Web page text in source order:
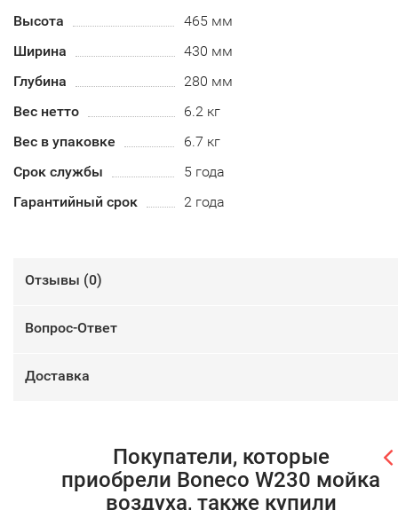
Высота
465 мм
Ширина
430 мм
Глубина
280 мм
Вес нетто
6.2 кг
Вес в упаковке
6.7 кг
Срок службы
5 года
Гарантийный срок
2 года
Отзывы (0)
Вопрос-Ответ
Доставка
Покупатели, которые
приобрели Boneco W230 мойка
воздуха, также купили